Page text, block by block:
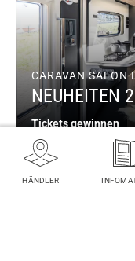
CARAVAN SALON
NEUHEITEN
Tickets gewinnen
HÄNDLER